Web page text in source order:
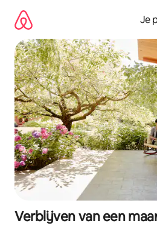
direct
naar
inhoud
Je
Verblijven van een